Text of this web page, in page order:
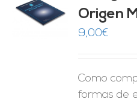
Origen
9,00€
Como
formas de